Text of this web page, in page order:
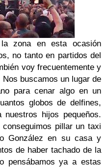
zona en esta ocasión
no tanto en partidos del
voy frecuentemente y
buscamos un lugar de
para cenar algo en un
globos de delfines,
hijos pequeños.
conseguimos pillar un taxi
González en su casa y
de haber tachado de la
pensábamos ya a estas